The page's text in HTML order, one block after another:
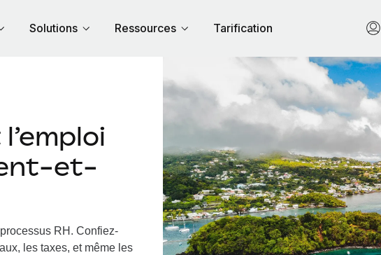
Solutions Ressources Tarification
et-
RH. Confiez-
les taxes, et même les